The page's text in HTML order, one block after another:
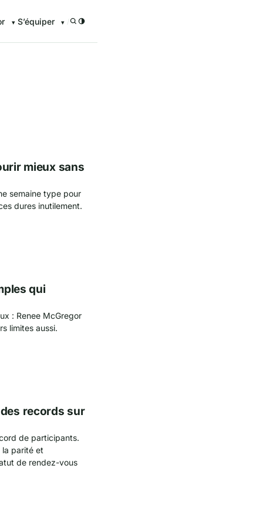
grâce à nos
S’équiper /
mieux sans
semaine type pour
dures inutilement.
qui
: Renee McGregor
limites aussi.
records sur
de participants.
parité et
de rendez-vous